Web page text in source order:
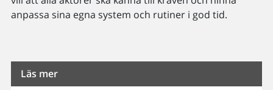
anpassa sina egna system och rutiner i god tid.
Läs mer